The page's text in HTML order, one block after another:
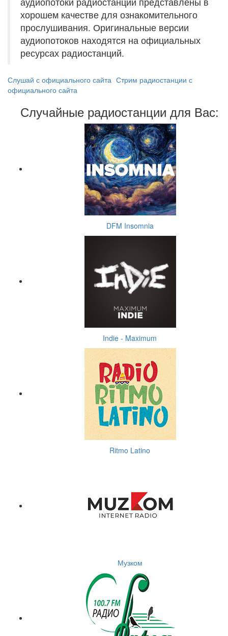
хорошем качестве для ознакомительного
прослушивания. Оригинальные версии
аудиопотоков находятся на официальных
ресурсах радиостанций.
Слушай с официального сайта Стрим радиостанции с
официального сайта
Случайные радиостанции для Вас:
DFM Insomnia
Indie - Maximum
Ritmo Latino
Музком